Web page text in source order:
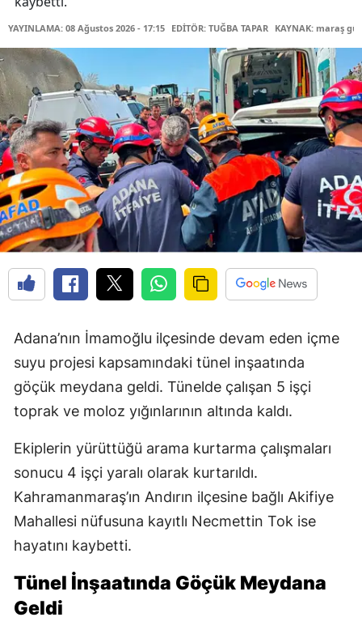
YAYINLAMA: 08 Ağustos 2026 - 17:15 EDİTÖR: TUĞBA TAPAR KAYNAK: maraş
Adana’nın İmamoğlu ilçesinde devam eden içme
suyu projesi kapsamındaki tünel inşaatında
göçük meydana geldi. Tünelde çalışan 5 işçi
toprak ve moloz yığınlarının altında kaldı.
Ekiplerin yürüttüğü arama kurtarma çalışmaları
sonucu 4 işçi yaralı olarak kurtarıldı.
Kahramanmaraş’ın Andırın ilçesine bağlı Akifiye
Mahallesi nüfusuna kayıtlı Necmettin Tok ise
hayatını kaybetti.
Tünel İnşaatında Göçük Meydana
Geldi